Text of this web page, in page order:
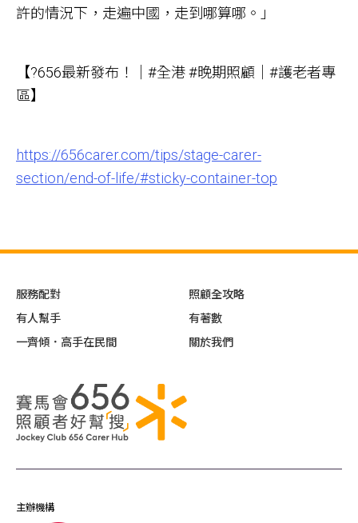
許的情況下，走遍中國，走到哪算哪。」
【?656最新發布！｜#全港 #晚期照顧｜#護老者專
區】
https://656carer.com/tips/stage-carer-
section/end-of-life/#sticky-container-top
主辦機構
服務配對
有人幫手
一齊傾．高手在民間
照顧全攻略
有著數
關於我們